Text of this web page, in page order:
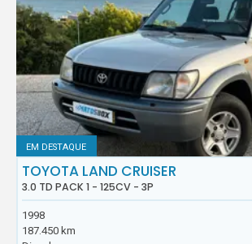
EM DESTAQUE
TOYOTA LAND CRUISER
3.0 TD PACK 1 - 125CV - 3P
1998
187.450 km